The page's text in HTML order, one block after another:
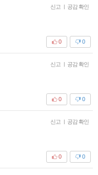
신고 | 공감 확인
0
0
신고 | 공감 확인
0
0
신고 | 공감 확인
0
0